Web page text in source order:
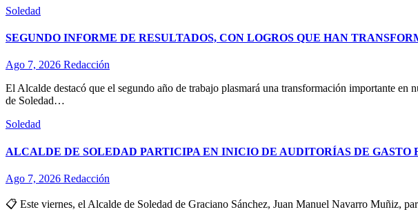
Soledad
SEGUNDO INFORME DE RESULTADOS, CON LOGROS QUE HAN
Ago 7, 2026 Redacción
El Alcalde destacó que el segundo año de trabajo plasmará una transformación importante
de Soledad…
Soledad
ALCALDE DE SOLEDAD PARTICIPA EN INICIO DE AUDITORÍAS DE GASTO
Ago 7, 2026 Redacción
📋 Este viernes, el Alcalde de Soledad de Graciano Sánchez, Juan Manuel Navarro Muñiz,